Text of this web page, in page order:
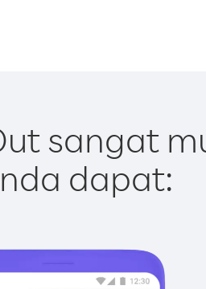
sangat
dapat: